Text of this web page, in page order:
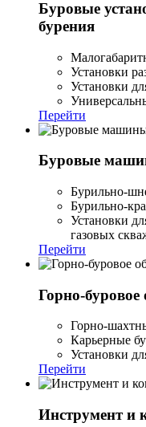
Буровые
бурения
Установки
Установки
Перейти
Буровые
Бурильно-
Бурильно-
Установки
газовых
Перейти
Горно-буровое
Горно-
Карьерные
Установки
Перейти
Инструмент и